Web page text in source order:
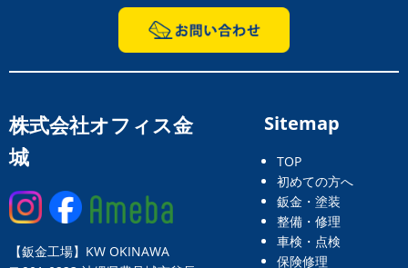
株式会社オフィス金
城
【鈑金工場】KW OKINAWA
Sitemap
TOP
初めての方へ
鈑金・塗装
整備・修理
車検・点検
保険修理